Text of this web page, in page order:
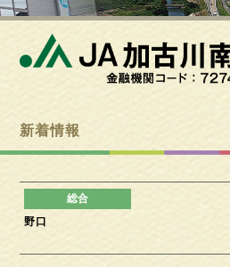
新着情報
野口